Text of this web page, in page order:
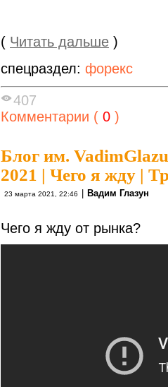
( Читать дальше )
спецраздел: форекс
407
Комментарии ( 0 )
Блог им.
2021 | Чего я жду |
23 марта 2021, 22:46 | Вадим Глазун
Чего я жду от рынка?